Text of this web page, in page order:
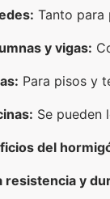
Tanto para
y vigas:
Para pisos y
Se pueden
del
resistencia y